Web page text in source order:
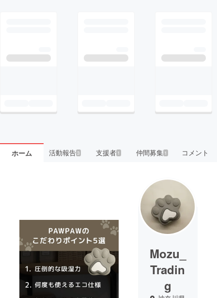
ホーム 活動報告3 支援者 1 仲間募集 1 コメント
Mozu_
Tradin
g